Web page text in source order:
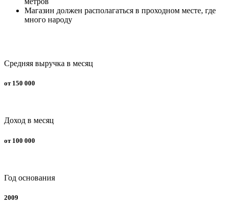
Магазин должен располагаться в проходном месте, где
много народу
Средняя выручка в месяц
от 150 000
Доход в месяц
от 100 000
Год основания
2009